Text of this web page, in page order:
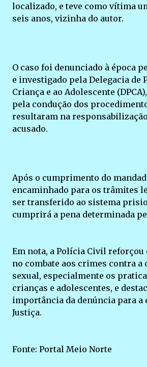
localizado, e teve como vítima
seis anos, vizinha do autor.
O caso foi denunciado à época
e investigado pela Delegacia de
Criança e ao Adolescente
pela condução dos
resultaram na
acusado.
Após o cumprimento do
encaminhado para os trâmites
ser transferido ao sistema
cumprirá a pena determinada
Em nota, a Polícia Civil
no combate aos crimes contra a
sexual, especialmente os
crianças e adolescentes, e
importância da denúncia para a
Justiça.
Fonte: Portal Meio Norte